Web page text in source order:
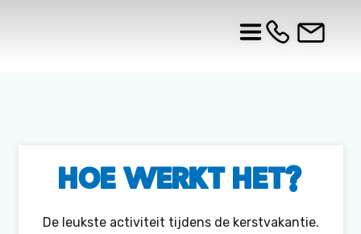
Hoe werkt het?
De leukste activiteit tijdens de kerstvakantie.